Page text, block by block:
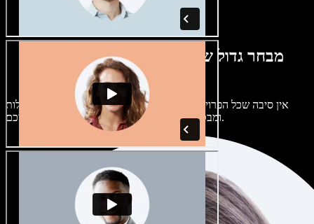
מבחר גדול של קולות נשים וגברים במגוון
מבטאים
אין סיבה שכל הפרויקטים יישמעו אותו דבר. בחרו מתוך מאות קולות
ומבטאים של בינה מלאכותית והתאימו אותם אליכם.